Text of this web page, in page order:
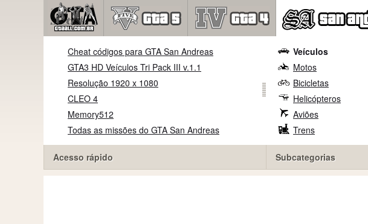
Cheat códigos para GTA San Andreas
GTA3 HD Veículos Tri Pack III v.1.1
Resolução 1920 x 1080
CLEO 4
Memory512
Todas as missões do GTA San Andreas
Acesso rápido
Veículos
Motos
Bicicletas
Helicópteros
Aviões
Trens
Subcategorias